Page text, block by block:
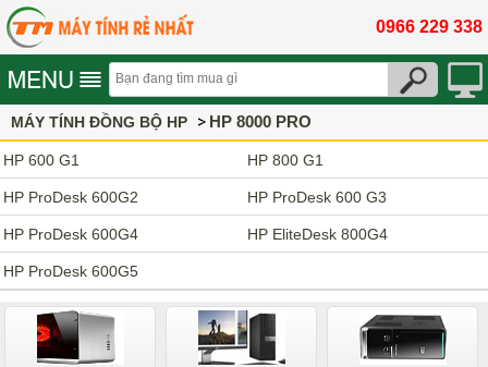
0966 229 338
MÁY TÍNH ĐỒNG BỘ HP HP 8000 PRO
HP 600 G1 HP 800 G1
HP ProDesk 600G2 HP ProDesk 600 G3
HP ProDesk 600G4 HP EliteDesk 800G4
HP ProDesk 600G5